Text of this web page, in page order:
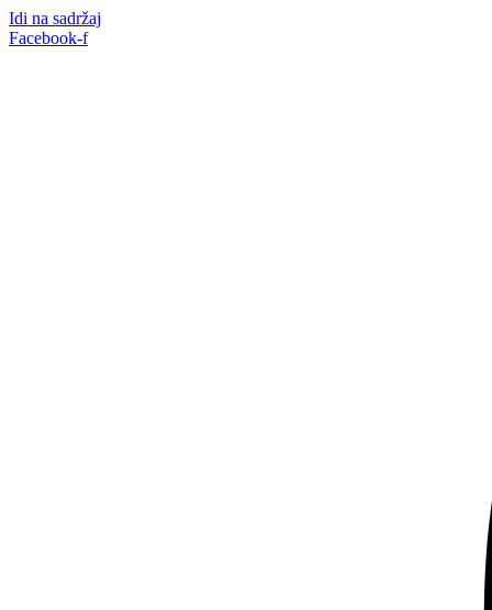
Idi na sadržaj
Facebook-f